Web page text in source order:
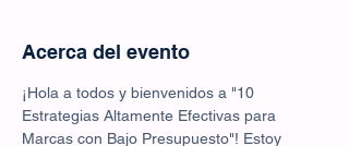
Acerca del evento
¡Hola a todos y bienvenidos a "10
Estrategias Altamente Efectivas para
Marcas con Bajo Presupuesto"! Estoy